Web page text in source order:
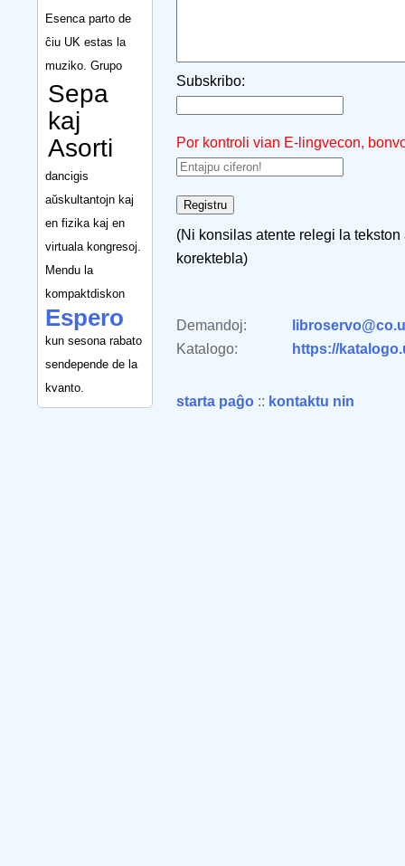
Esenca parto de
ĉiu UK estas la
muziko. Grupo
Sepa
kaj
Asorti
dancigis
aŭskultantojn kaj
en fizika kaj en
virtuala kongresoj.
Mendu la
kompaktdiskon
Espero
kun sesona rabato
sendepende de la
kvanto.
Subskribo:
Por kontroli vian E-lingvecon,
(Ni konsilas atente relegi la
korektebla)
Demandoj:
Katalogo:
https://
starta paĝo :: kontaktu nin